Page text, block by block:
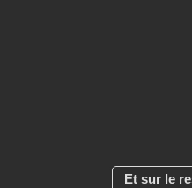
Et sur le